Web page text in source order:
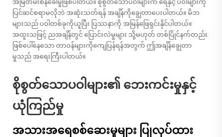
အမြဲတမ်းစိန်ခေါ်မှုဖြစ်ပါတယ်။ စိုစွတ်သောပဝါများက ရေနှင့် ပဝါများကို
ပြင်ဆင်စရာမလိုဘဲ အဆုံးသတ်ရန် အချိန်ကိုချွေတာပေးပါတယ်။ မိဘ
များသည် ပဝါတစ်ခုကိုယူပြီး ပြဿနာကို အမြန်ဖြေရှင်းနိုင်ပါတယ်။
အထူးသဖြင့် ညအချိန်တွင် ပြောင်းလဲမှုများ သို့မဟုတ် တစ်ပြိုင်နက်တည်း
ဖြစ်ပေါ်နေသော တာဝန်များကိုကျေပြန်ရန်အတွက် ဤအချိန်ချွေတာ
မှုသည် အရေးကြီးပါတယ်။
စိုစွတ်သောပဝါများ၏ ဘေးကင်းမှုနှင့်
ယုံကြည်မှု
အသားအရေစစ်ဆေးမှုများ ပြုလုပ်ထား